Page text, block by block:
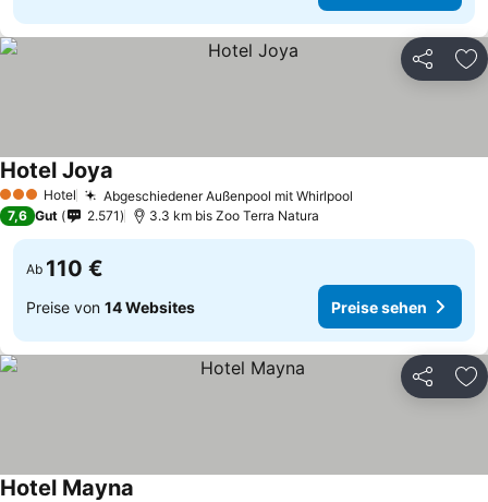
Teilen
3 SterneHotel Abgeschiedener Außenpool mit Whirlpool
Hotel Joya
7,6 Gut 2.571 3.3 km bis Zoo Terra Natura
Ab 110 €
Preise von 14 Websites Preise sehen
Teilen
Hotel Mayna